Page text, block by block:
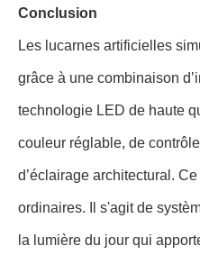
Conclusion
Les lucarnes artificielles
grâce à une combinaison
technologie LED de haute
couleur réglable, de
d’éclairage architectural.
ordinaires. Il s'agit de
la lumière du jour qui